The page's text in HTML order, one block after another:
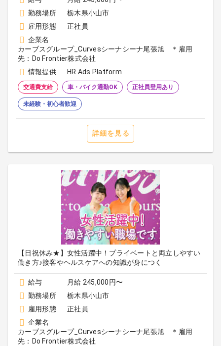
勤務場所
栃木県小山市
雇用形態
正社員
企業名
カーブスグループ_Curvesシーナシーナ尾張旭 ＊雇用
先：Do Frontier株式会社
情報提供
HR Ads Platform
交通費支給 車・バイク通勤OK 正社員登用あり
未経験・初心者歓迎
詳細を見る
【日祝休み★】女性活躍中！プライベートと両立しやすい
働き方♪接客やヘルスケアへの知識が身につく
給与
月給 245,000円〜
勤務場所
栃木県小山市
雇用形態
正社員
企業名
カーブスグループ_Curvesシーナシーナ尾張旭 ＊雇用
先：Do Frontier株式会社